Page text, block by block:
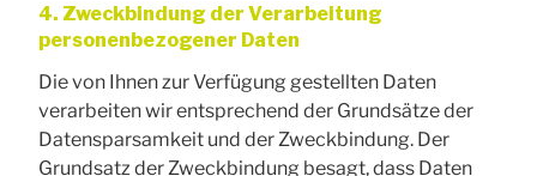
4. Zweckbindung der Verarbeitung
personenbezogener Daten
Die von Ihnen zur Verfügung gestellten Daten
verarbeiten wir entsprechend der Grundsätze der
Datensparsamkeit und der Zweckbindung. Der
Grundsatz der Zweckbindung besagt, dass Daten